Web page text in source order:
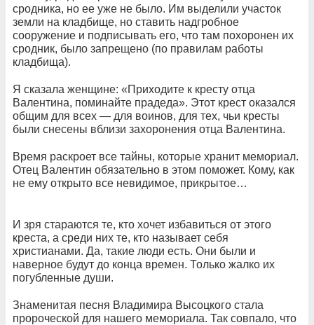
сродника, но ее уже не было. Им выделили участок
земли на кладбище, но ставить надгробное
сооружение и подписывать его, что там похоронен их
сродник, было запрещено (по правилам работы
кладбища).
Я сказала женщине: «Приходите к кресту отца
Валентина, поминайте прадеда». Этот крест оказался
общим для всех — для воинов, для тех, чьи кресты
были снесены вблизи захоронения отца Валентина.
Время раскроет все тайны, которые хранит мемориал.
Отец Валентин обязательно в этом поможет. Кому, как
не ему открыто все невидимое, прикрытое…
И зря стараются те, кто хочет избавиться от этого
креста, а среди них те, кто называет себя
христианами. Да, такие люди есть. Они были и
наверное будут до конца времен. Только жалко их
погубленные души.
Знаменитая песня Владимира Высоцкого стала
пророческой для нашего мемориала. Так совпало, что